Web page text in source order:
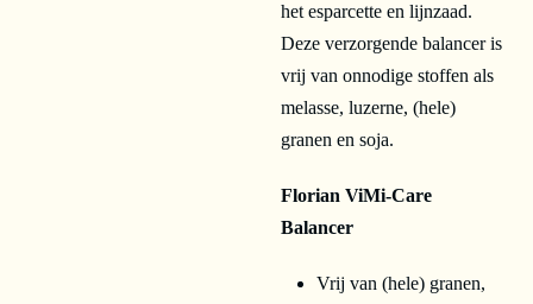
het esparcette en lijnzaad.
Deze verzorgende balancer is
vrij van onnodige stoffen als
melasse, luzerne, (hele)
granen en soja.
Florian ViMi-Care
Balancer
Vrij van (hele) granen,